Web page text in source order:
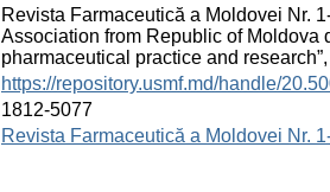
Revista Farmaceutică a Moldovei Nr.
Association from Republic of Moldova
pharmaceutical practice and
https://repository.usmf.md/handle/
1812-5077
Revista Farmaceutică a Moldovei Nr.